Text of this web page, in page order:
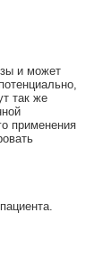
и может
так же
применения